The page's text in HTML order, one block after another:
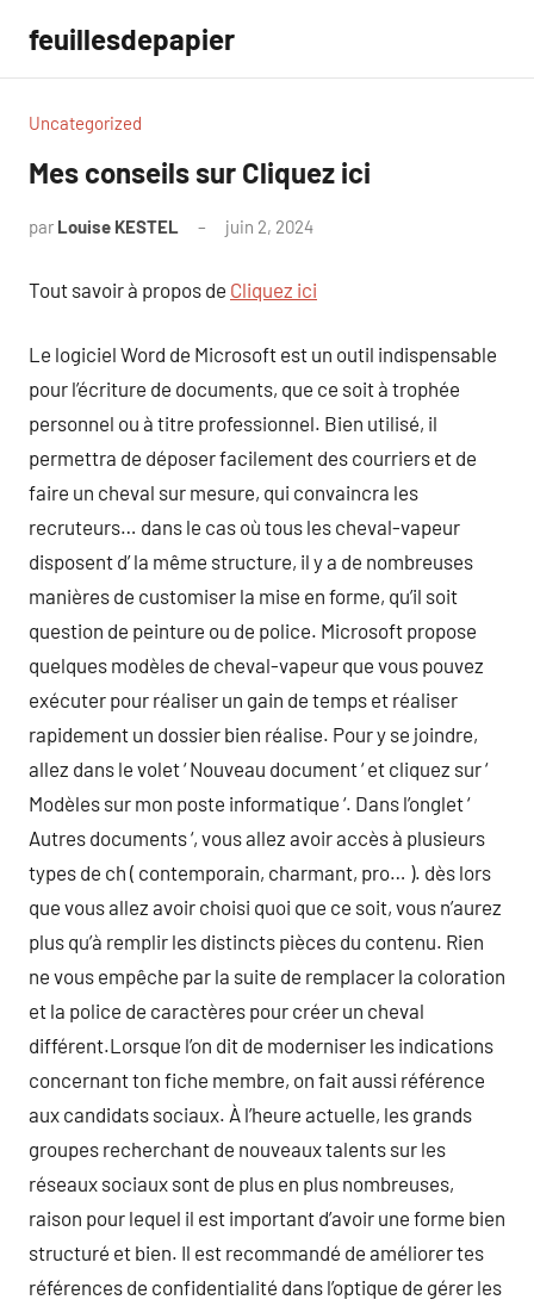
contenu
feuillesdepapier
Uncategorized
Mes conseils sur Cliquez ici
par Louise KESTEL juin 2, 2024
Tout savoir à propos de Cliquez ici
Le logiciel Word de Microsoft est un outil indispensable
pour l’écriture de documents, que ce soit à trophée
personnel ou à titre professionnel. Bien utilisé, il
permettra de déposer facilement des courriers et de
faire un cheval sur mesure, qui convaincra les
recruteurs… dans le cas où tous les cheval-vapeur
disposent d’ la même structure, il y a de nombreuses
manières de customiser la mise en forme, qu’il soit
question de peinture ou de police. Microsoft propose
quelques modèles de cheval-vapeur que vous pouvez
exécuter pour réaliser un gain de temps et réaliser
rapidement un dossier bien réalise. Pour y se joindre,
allez dans le volet ‘ Nouveau document ‘ et cliquez sur ‘
Modèles sur mon poste informatique ‘. Dans l’onglet ‘
Autres documents ‘, vous allez avoir accès à plusieurs
types de ch ( contemporain, charmant, pro… ). dès lors
que vous allez avoir choisi quoi que ce soit, vous n’aurez
plus qu’à remplir les distincts pièces du contenu. Rien
ne vous empêche par la suite de remplacer la coloration
et la police de caractères pour créer un cheval
différent.Lorsque l’on dit de moderniser les indications
concernant ton fiche membre, on fait aussi référence
aux candidats sociaux. À l’heure actuelle, les grands
groupes recherchant de nouveaux talents sur les
réseaux sociaux sont de plus en plus nombreuses,
raison pour lequel il est important d’avoir une forme bien
structuré et bien. Il est recommandé de améliorer tes
références de confidentialité dans l’optique de gérer les